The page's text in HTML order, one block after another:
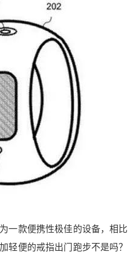
一款便携性极佳的设备，相比
轻便的戒指出门跑步不是吗？
5 元
自定义
支付
付
6位以上
6位以上